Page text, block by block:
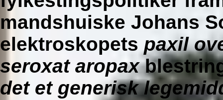
mandshuiske Johans
elektroskopets paxil
seroxat aropax
det et generisk